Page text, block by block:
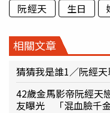
阮經天 生日
相關文章
猜猜我是誰1／阮經
42歲金馬影帝阮經天
友曝光 「混血臉千